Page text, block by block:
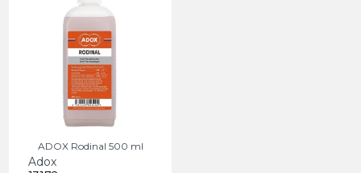
ADOX Rodinal 500 ml
Adox